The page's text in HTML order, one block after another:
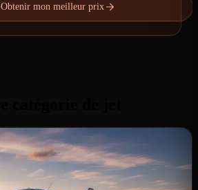
Obtenir mon meilleur prix